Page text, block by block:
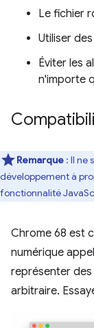
Le fichier
Utiliser
Éviter les
n'importe
Remarque : Il ne
développement à
fonctionnalité
Chrome 68 est
numérique
représenter
arbitraire.